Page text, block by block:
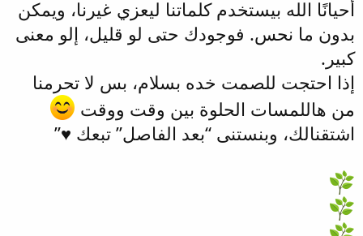
أحيانًا الله بيستخدم كلماتنا ليعزي غيرنا، ويمكن
بدون ما نحس. فوجودك حتى لو قليل، إلو معنى
كبير.
إذا احتجت للصمت خده بسلام، بس لا تحرمنا
من هاللمسات الحلوة بين وقت ووقت
اشتقنالك، وبنستنى “بعد الفاصل” تبعك ♥”